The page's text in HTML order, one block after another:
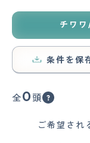
チワ
条件を保
全0 頭
ご希望され